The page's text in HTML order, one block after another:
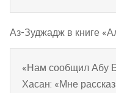
Аз-Зуджадж в книге
«Нам сообщил Абу
Хасан: «Мне